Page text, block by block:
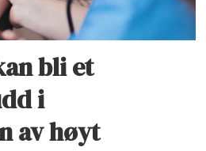
bli et
i
av høyt